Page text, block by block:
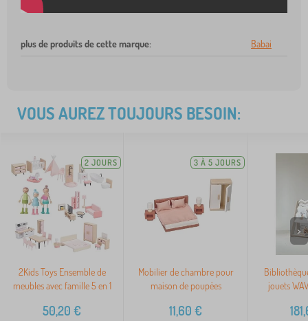
plus de produits de cette marque: Babai
VOUS AUREZ TOUJOURS BESOIN:
2 JOURS
2Kids Toys Ensemble de
meubles avec famille 5 en 1
50,20 €
3 À 5 JOURS
Mobilier de chambre pour
maison de poupées
11,60 €
jouets
>